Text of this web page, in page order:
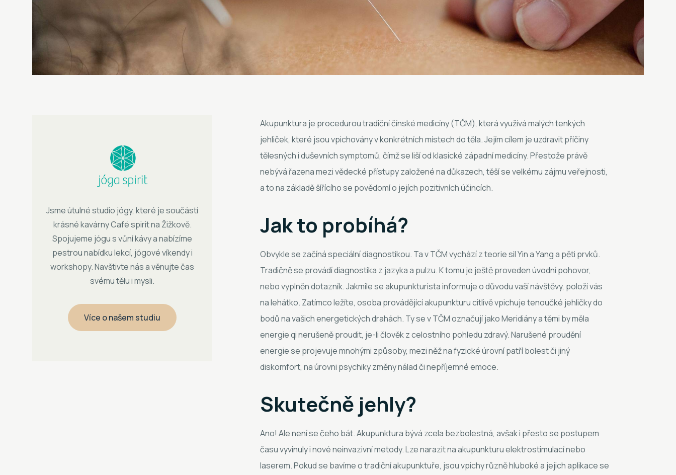
Jsme útulné studio jógy, které je součástí
krásné kavárny Café spirit na Žižkově.
Spojujeme jógu s vůní kávy a nabízíme
pestrou nabídku lekcí, jógové víkendy i
workshopy. Navštivte nás a věnujte čas
svému tělu i mysli.
Více o našem studiu
Akupunktura je procedurou tradiční čínské medicíny (TČM), která využívá malých tenkých
jehliček, které jsou vpichovány v konkrétních místech do těla. Jejím cílem je uzdravit příčiny
tělesných i duševních symptomů, čímž se liší od klasické západní medicíny. Přestože právě
nebývá řazena mezi vědecké přístupy založené na důkazech, těší se velkému zájmu veřejnosti,
a to na základě šířícího se povědomí o jejích pozitivních účincích.
Jak to probíhá?
Obvykle se začíná speciální diagnostikou. Ta v TČM vychází z teorie sil Yin a Yang a pěti prvků.
Tradičně se provádí diagnostika z jazyka a pulzu. K tomu je ještě proveden úvodní pohovor,
nebo vyplněn dotazník. Jakmile se akupunkturista informuje o důvodu vaší návštěvy, položí vás
na lehátko. Zatímco ležíte, osoba provádějící akupunkturu citlivě vpichuje tenoučké jehličky do
bodů na vašich energetických drahách. Ty se v TČM označují jako Meridiány a těmi by měla
energie qi nerušeně proudit, je-li člověk z celostního pohledu zdravý. Narušené proudění
energie se projevuje mnohými způsoby, mezi něž na fyzické úrovní patří bolest či jiný
diskomfort, na úrovni psychiky změny nálad či nepříjemné emoce.
Skutečně jehly?
Ano! Ale není se čeho bát. Akupunktura bývá zcela bezbolestná, avšak i přesto se postupem
času vyvinuly i nové neinvazivní metody. Lze narazit na akupunkturu elektrostimulací nebo
laserem. Pokud se bavíme o tradiční akupunktuře, jsou vpichy různě hluboké a jejich aplikace se